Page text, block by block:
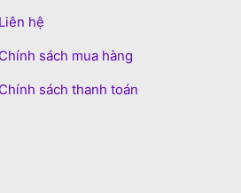
Liên hệ
Chính sách mua hàng
Chính sách thanh toán